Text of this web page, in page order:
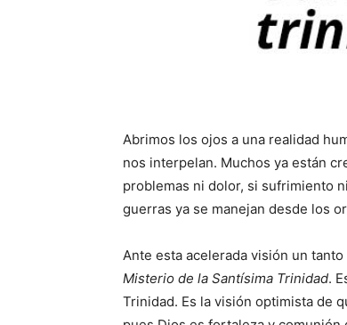
Abrimos los ojos a una realidad
nos interpelan. Muchos ya están
problemas ni dolor, si sufrimiento
guerras ya se manejan desde los
Ante esta acelerada visión un
Misterio de la Santísima Trinidad.
Trinidad. Es la visión optimista de